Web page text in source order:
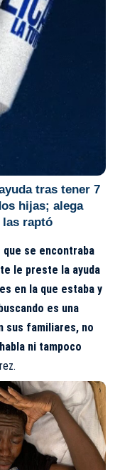
tras tener 7
hijas; alega
las raptó
que se encontraba
le preste la ayuda
en la que estaba y
es una
sus familiares, no
ni tampoco